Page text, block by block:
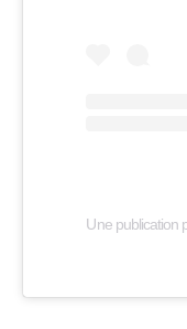
Une publication